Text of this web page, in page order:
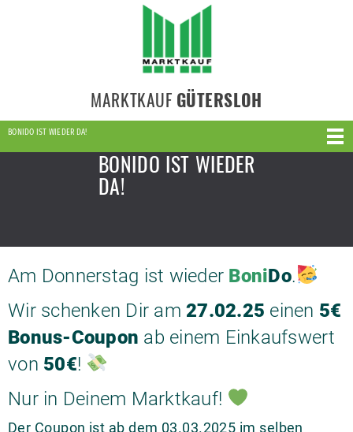
MARKTKAUF GÜTERSLOH
BONIDO IST WIEDER DA!
BONIDO IST WIEDER
DA!
Am Donnerstag ist wieder BoniDo.
Wir schenken Dir am 27.02.25 einen 5€
Bonus-Coupon ab einem Einkaufswert
von 50€!
Nur in Deinem Marktkauf!
Der Coupon ist ab dem 03.03.2025 im selben